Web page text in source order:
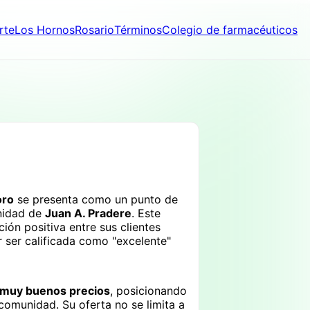
Los HornosRosarioTérminosColegio de farmacéuticos
se presenta como un punto de
de Juan A. Pradere. Este
positiva entre sus clientes
calificada como "excelente"
muy buenos precios, posicionando
Su oferta no se limita a